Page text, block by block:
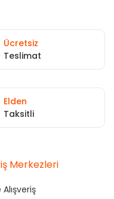
Ücretsiz
Teslimat
Elden
Taksitli
Merkezleri